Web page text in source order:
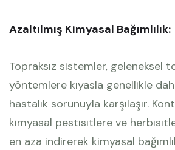
Azaltılmış Kimyasal Bağımlılık:
Topraksız sistemler, geleneksel
yöntemlere kıyasla genellikle
hastalık sorunuyla karşılaşır.
kimyasal pestisitlere ve
en aza indirerek kimyasal